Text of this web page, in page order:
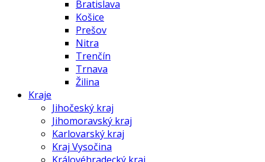
Bratislava
Košice
Prešov
Nitra
Trenčín
Trnava
Žilina
Kraje
Jihočeský kraj
Jihomoravský kraj
Karlovarský kraj
Kraj Vysočina